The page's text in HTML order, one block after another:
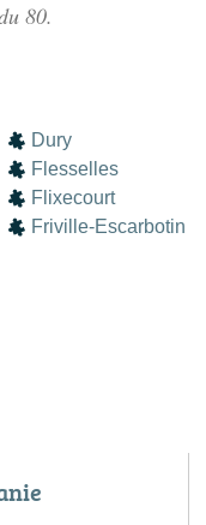
80.
Dury
Flesselles
Flixecourt
Friville-Escarbotin